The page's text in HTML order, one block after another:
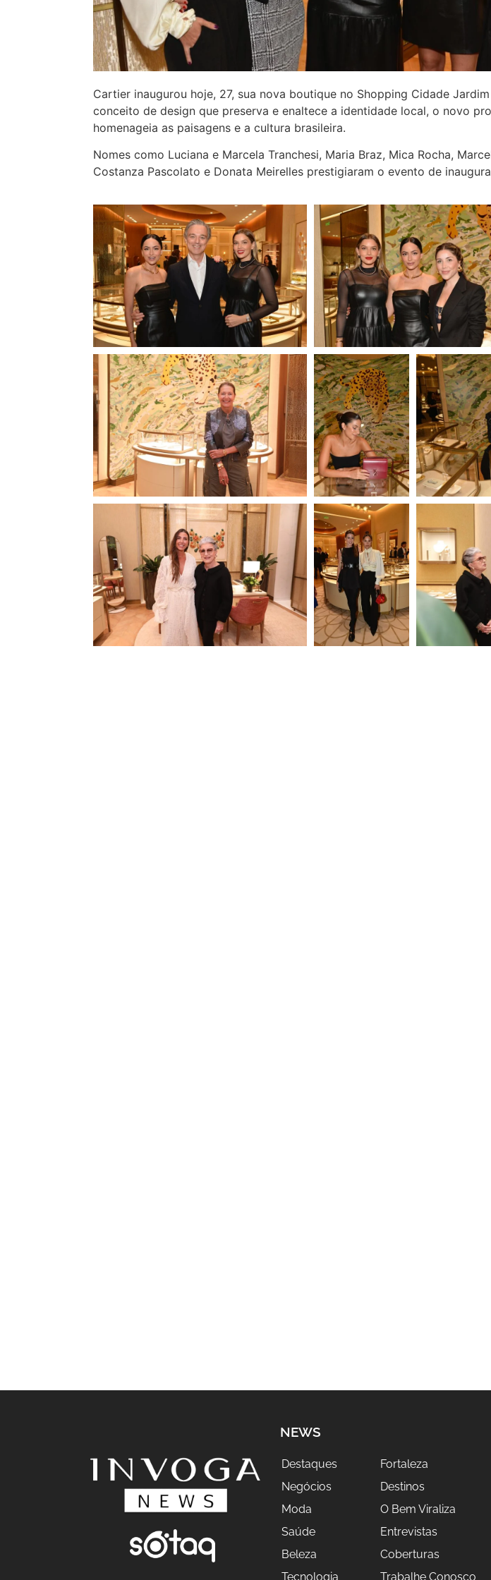
Cartier inaugurou hoje, 27, sua nova boutique no Shopping Cidade
conceito de design que preserva e enaltece a identidade local, o novo
homenageia as paisagens e a cultura brasileira.
Nomes como Luciana e Marcela Tranchesi, Maria Braz, Mica Rocha,
Costanza Pascolato e Donata Meirelles prestigiaram o evento de
NEWS
Destaques
Negócios
Moda
Saúde
Beleza
Tecnologia
Fortaleza
Destinos
O Bem Viraliza
Entrevistas
Coberturas
Trabalhe Conosco